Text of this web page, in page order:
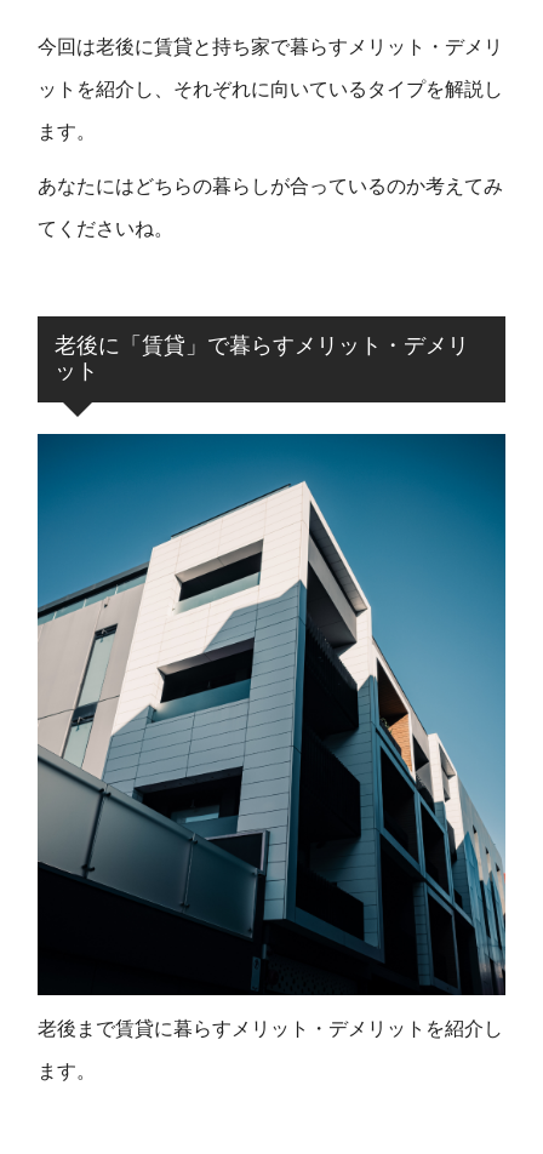
今回は老後に賃貸と持ち家で暮らすメリット・デメリ
ットを紹介し、それぞれに向いているタイプを解説し
ます。
あなたにはどちらの暮らしが合っているのか考えてみ
てくださいね。
老後に「賃貸」で暮らすメリット・デメリ
ット
老後まで賃貸に暮らすメリット・デメリットを紹介し
ます。